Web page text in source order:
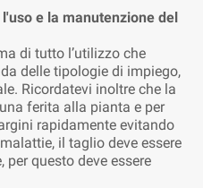
e la manutenzione del
di tutto l’utilizzo che
delle tipologie di impiego,
Ricordatevi inoltre che la
ferita alla pianta e per
rapidamente evitando
il taglio deve essere
questo deve essere